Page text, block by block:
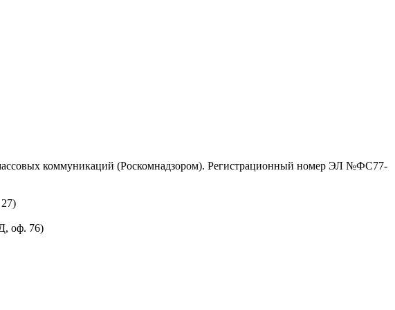
коммуникаций (Роскомнадзором). Регистрационный номер ЭЛ №ФС77-
оф. 76)